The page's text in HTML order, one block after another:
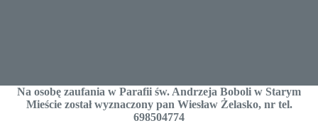
Na osobę zaufania w Parafii św. Andrzeja Boboli w Starym
Mieście został wyznaczony pan Wiesław Żelasko, nr tel.
698504774